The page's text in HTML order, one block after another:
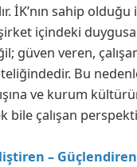
İK’nın sahip
içindeki
güven veren,
Bu
ve kurum
bile çalışan
–